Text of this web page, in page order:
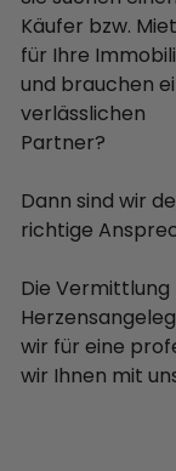
Käufer bzw.
für Ihre
und brauchen
verlässlichen
Partner?
Dann sind wir
richtige
Die Vermittlung
wir für eine
wir Ihnen mit